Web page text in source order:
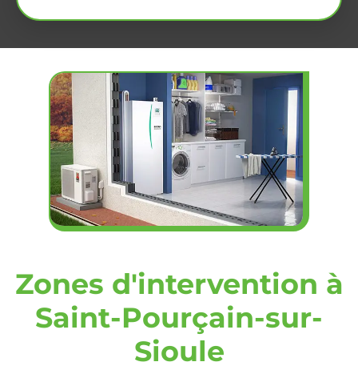
Zones d'intervention à
Saint-Pourçain-sur-
Sioule